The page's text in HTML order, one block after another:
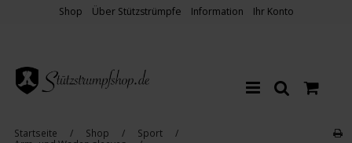
Shop Über Stützstrümpfe Information Ihr Konto
Startseite / Shop / Sport
/